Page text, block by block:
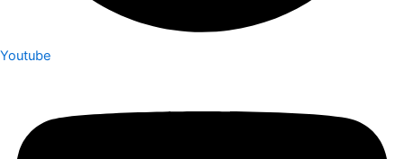
Youtube